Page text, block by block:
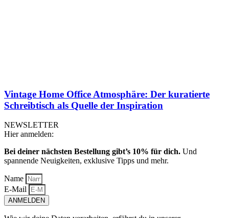
Vintage Home Office Atmosphäre: Der kuratierte
Schreibtisch als Quelle der Inspiration
NEWSLETTER
Hier anmelden:
Bei deiner nächsten Bestellung gibt’s 10% für dich. Und
spannende Neuigkeiten, exklusive Tipps und mehr.
Name
E-Mail
ANMELDEN